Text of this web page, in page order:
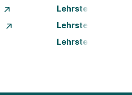
Lehrstellen Linz
Lehrstellen Steyr
Lehrstellen